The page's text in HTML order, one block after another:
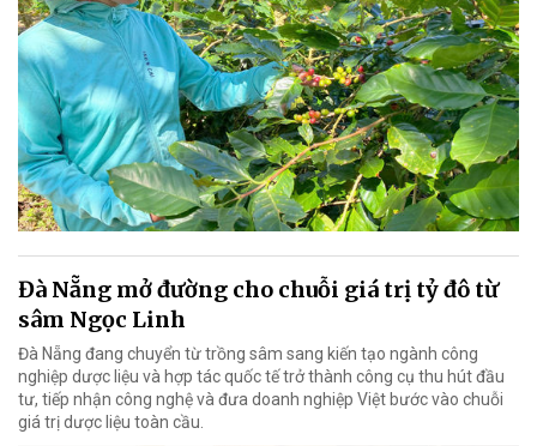
Đà Nẵng mở đường cho chuỗi giá trị tỷ đô từ
sâm Ngọc Linh
Đà Nẵng đang chuyển từ trồng sâm sang kiến tạo ngành công
nghiệp dược liệu và hợp tác quốc tế trở thành công cụ thu hút đầu
tư, tiếp nhận công nghệ và đưa doanh nghiệp Việt bước vào chuỗi
giá trị dược liệu toàn cầu.